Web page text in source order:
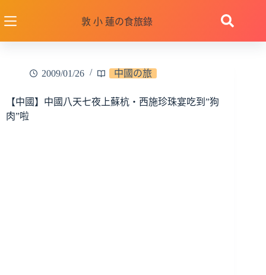
至
敦 小 蓮の食旅錄
2009/01/26 中國の旅
【中國】中國八天七夜上蘇杭‧西施珍珠宴吃到”狗
肉”啦